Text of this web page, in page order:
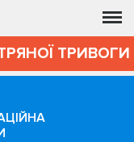
ТРИВОГИ